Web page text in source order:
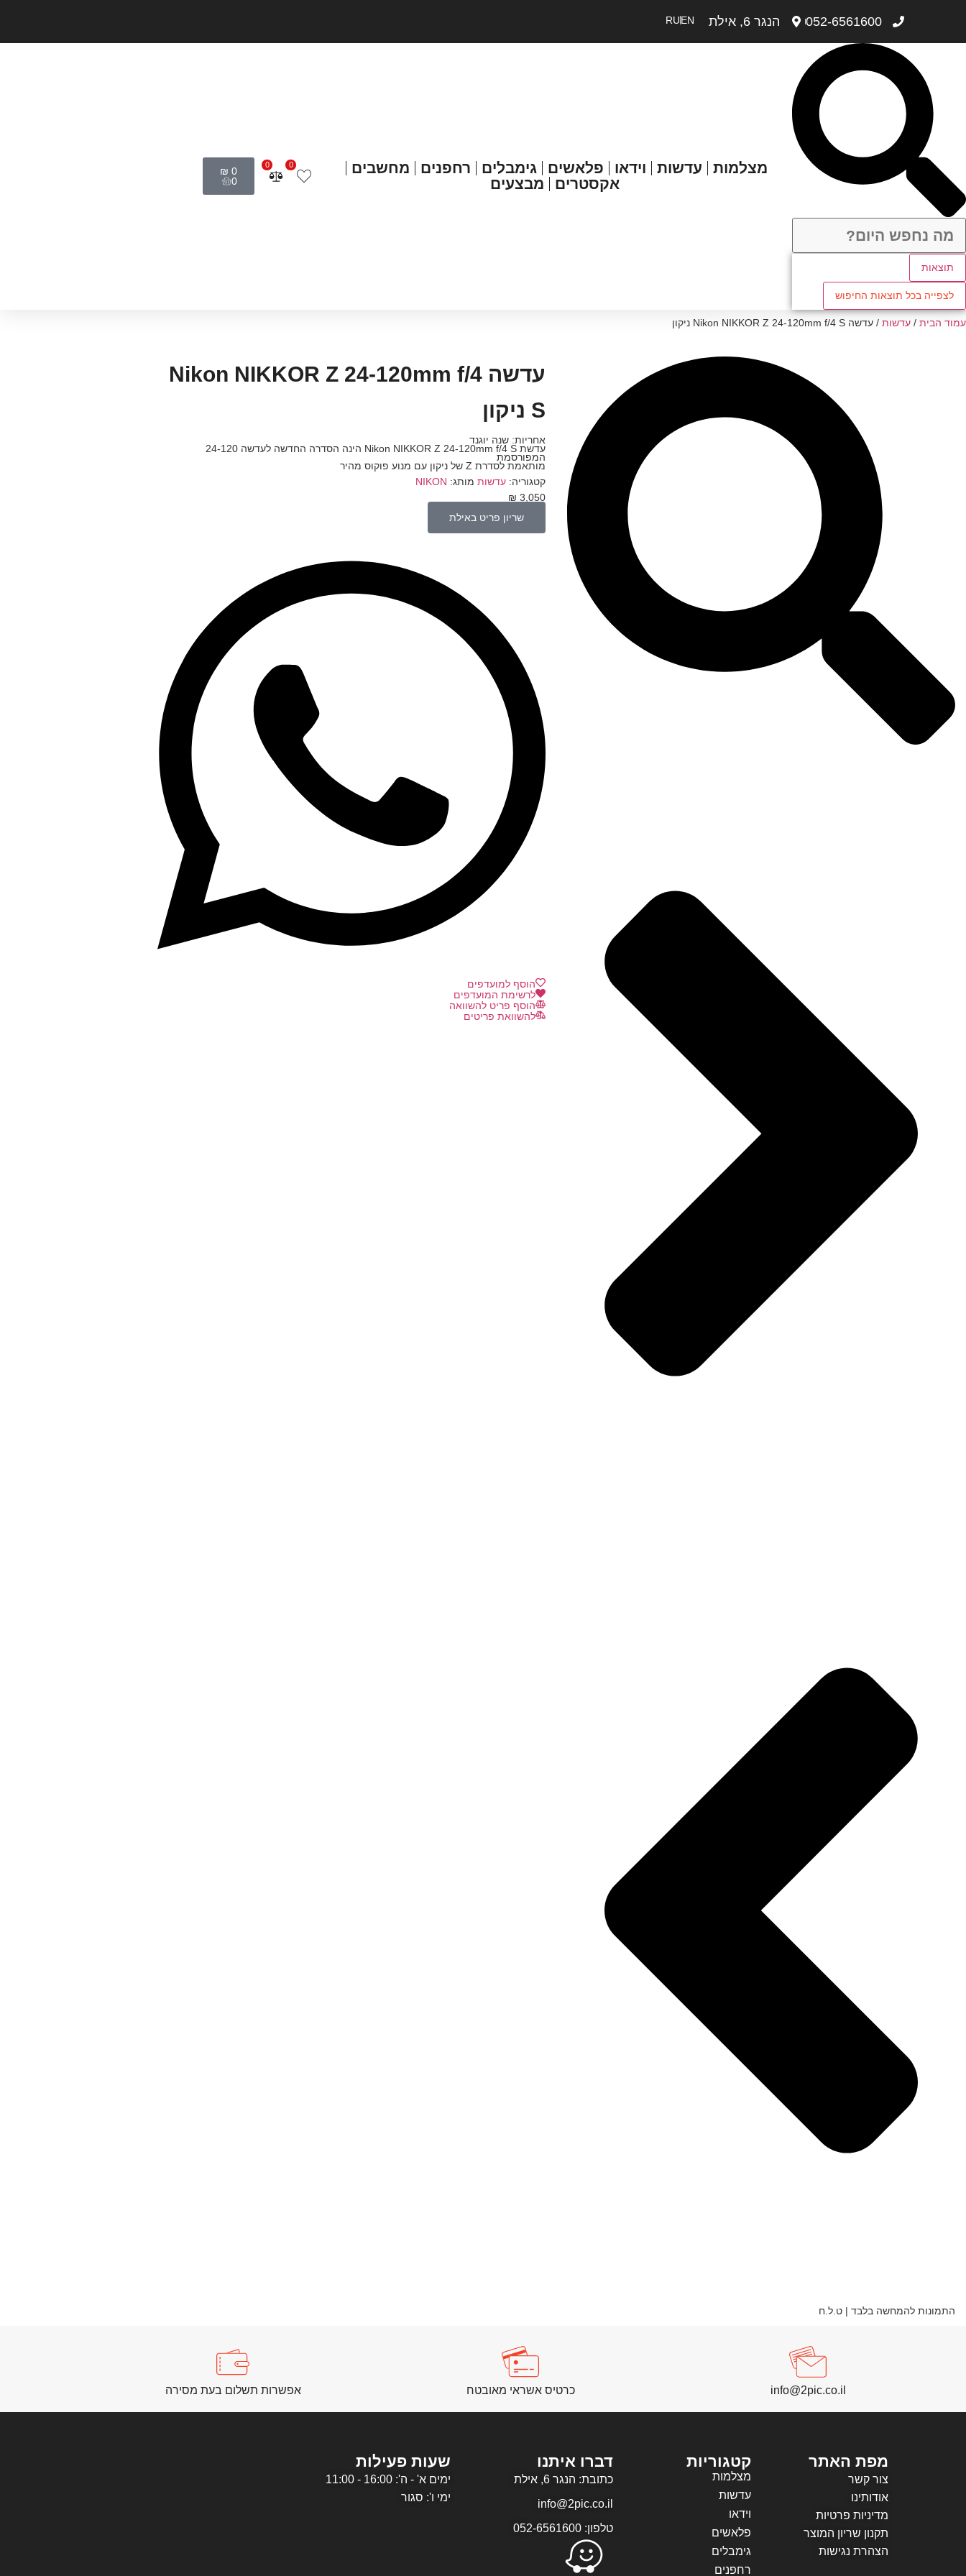
052-6561600 הנגר 6, אילת EN
RU
תוצאות
לצפייה בכל תוצאות החיפוש
מצלמות עדשות וידאו פלאשים גימבלים רחפנים
מחשבים
אקסטרים
מבצעים
0
₪ 0
0
0
עמוד הבית / עדשות / עדשה Nikon NIKKOR Z 24-120mm f/4 S ניקון
התמונות להמחשה בלבד | ט.ל.ח
עדשה Nikon NIKKOR Z 24-120mm f/4
S ניקון
אחריות: שנה יוגנד
עדשת Nikon NIKKOR Z 24-120mm f/4 S הינה הסדרה החדשה לעדשה 24-120
המפורסמת
מותאמת לסדרת Z של ניקון עם מנוע פוקוס מהיר
קטגוריה: עדשות מותג: NIKON
₪ 3,050
שריון פריט באילת
הוסף למועדפים
לרשימת המועדפים
הוסף פריט להשוואה
להשוואת פריטים
info@2pic.co.il כרטיס אשראי מאובטח אפשרות תשלום בעת מסירה
מפת האתר
צור קשר
אודותינו
מדיניות פרטיות
תקנון שריון המוצר
הצהרת נגישות
קטגוריות
מצלמות
עדשות
וידאו
פלאשים
גימבלים
רחפנים
דברו איתנו
כתובת: הנגר 6, אילת
info@2pic.co.il
טלפון: 052-6561600
שעות פעילות
ימים א' - ה': 16:00 - 11:00
ימי ו': סגור